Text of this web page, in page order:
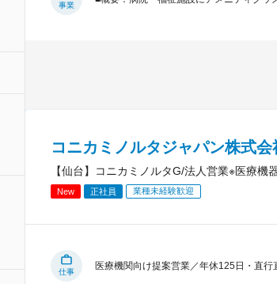
事業
コニカミノルタジャパン株式会
【仙台】コニカミノルタG/法人営業※医療
New 正社員 業種未経験歓迎
仕事
医療機関向け提案営業／年休125日・直